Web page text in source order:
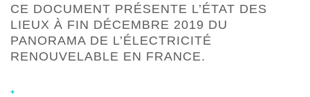
CE DOCUMENT PRÉSENTE L’ÉTAT DES
LIEUX À FIN DÉCEMBRE 2019 DU
PANORAMA DE L’ÉLECTRICITÉ
RENOUVELABLE EN FRANCE.
+